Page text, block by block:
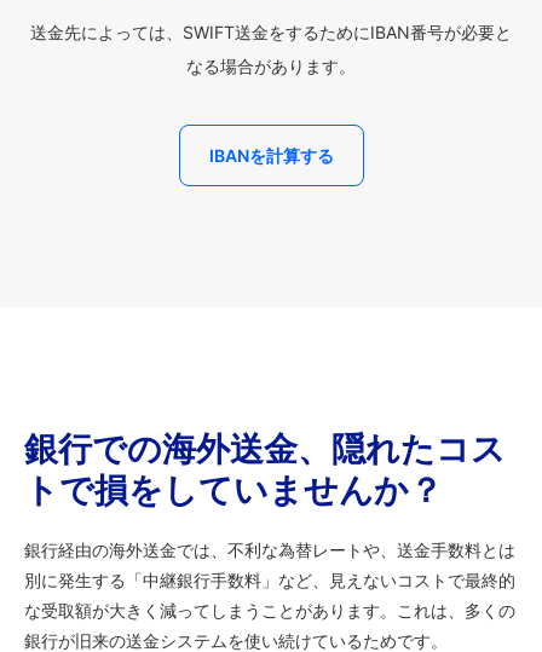
送金先によっては、SWIFT送金をするためにIBAN番号が必要と
なる場合があります。
IBANを計算する
銀行での海外送金、隠れたコス
トで損をしていませんか？
銀行経由の海外送金では、不利な為替レートや、送金手数料とは
別に発生する「中継銀行手数料」など、見えないコストで最終的
な受取額が大きく減ってしまうことがあります。これは、多くの
銀行が旧来の送金システムを使い続けているためです。